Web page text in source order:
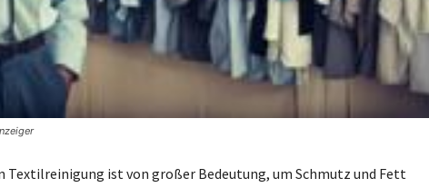
Textilreinigung ist von großer Bedeutung, um Schmutz und Fett